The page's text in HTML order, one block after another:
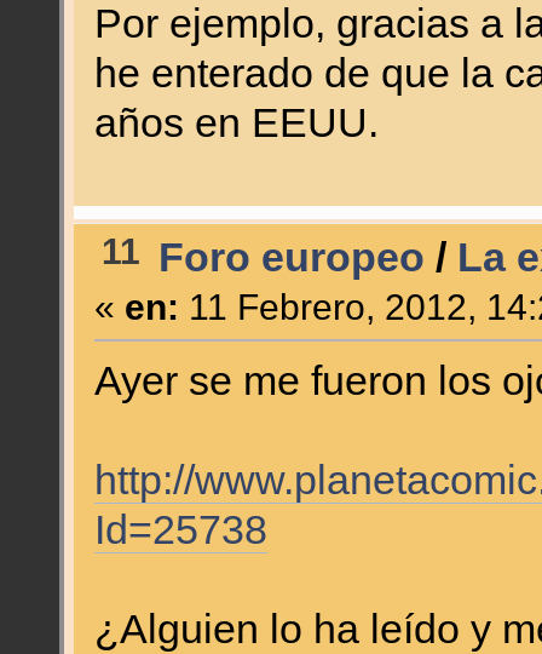
Por ejemplo, gracias a
he enterado de que la
años en EEUU.
11 Foro europeo / La
« en: 11 Febrero, 2012,
Ayer se me fueron los
http://
Id=25738
¿Alguien lo ha leído y